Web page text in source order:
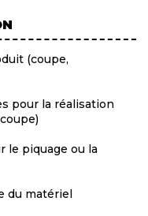
(coupe,
pour la réalisation
le piquage ou la
du matériel